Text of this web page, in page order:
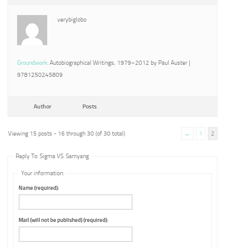
verybiglobo
Groundwork: Autobiographical Writings, 1979–2012 by Paul Auster |
9781250245809
Author Posts
Viewing 15 posts - 16 through 30 (of 30 total) ← 1 2
Reply To: Sigma VS. Samyang
Your information:
Name (required):
Mail (will not be published) (required):